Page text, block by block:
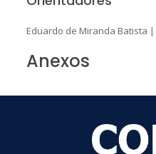
Eduardo de Miranda Batista |
Anexos